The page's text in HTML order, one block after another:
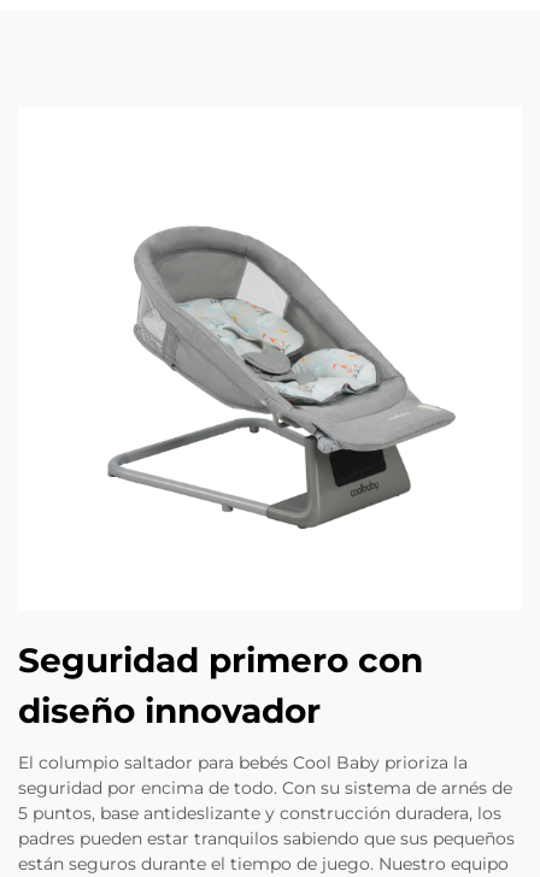
Seguridad primero con
diseño innovador
El columpio saltador para bebés Cool Baby prioriza la
seguridad por encima de todo. Con su sistema de arnés de
5 puntos, base antideslizante y construcción duradera, los
padres pueden estar tranquilos sabiendo que sus pequeños
están seguros durante el tiempo de juego. Nuestro equipo